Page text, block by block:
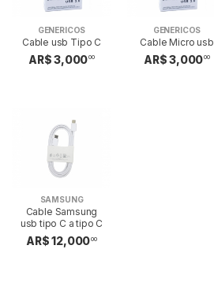
GENERICOS
Cable usb Tipo C
AR$ 3,00000
GENERICOS
Cable Micro usb
AR$ 3,00000
SAMSUNG
Cable Samsung
usb tipo C a tipo C
AR$ 12,00000